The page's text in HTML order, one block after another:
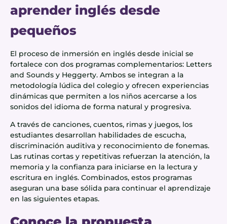
aprender inglés desde
pequeños
El proceso de inmersión en inglés desde inicial se
fortalece con dos programas complementarios: Letters
and Sounds y Heggerty. Ambos se integran a la
metodología lúdica del colegio y ofrecen experiencias
dinámicas que permiten a los niños acercarse a los
sonidos del idioma de forma natural y progresiva.
A través de canciones, cuentos, rimas y juegos, los
estudiantes desarrollan habilidades de escucha,
discriminación auditiva y reconocimiento de fonemas.
Las rutinas cortas y repetitivas refuerzan la atención, la
memoria y la confianza para iniciarse en la lectura y
escritura en inglés. Combinados, estos programas
aseguran una base sólida para continuar el aprendizaje
en las siguientes etapas.